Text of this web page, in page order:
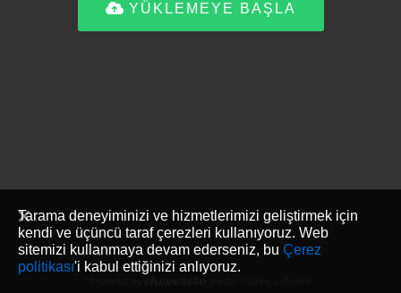
YÜKLEMEYE BAŞLA
Tarama deneyiminizi ve hizmetlerimizi geliştirmek için
kendi ve üçüncü taraf çerezleri kullanıyoruz. Web
sitemizi kullanmaya devam ederseniz, bu Çerez
politikası'i kabul ettiğinizi anlıyoruz.